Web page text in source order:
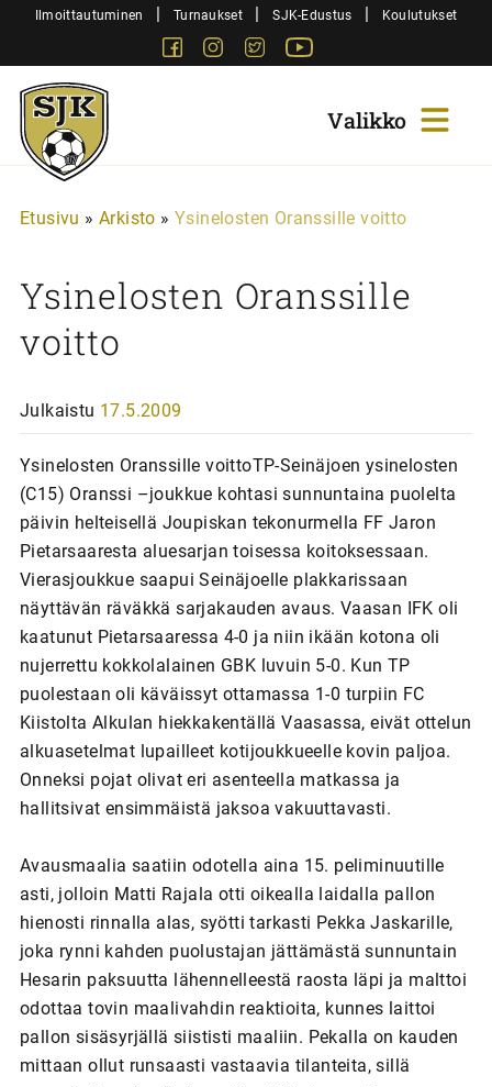
SiirryIlmoittautuminen | Turnaukset | SJK-Edustus | Koulutukset
FacebookInstagram
Twitter
Sjk-
Juniorit
Etusivu » Arkisto » Ysinelosten Oranssille voitto
Ysinelosten Oranssille
voitto
Julkaistu 17.5.2009
Ysinelosten Oranssille voittoTP-Seinäjoen ysinelosten
(C15) Oranssi –joukkue kohtasi sunnuntaina puolelta
päivin helteisellä Joupiskan tekonurmella FF Jaron
Pietarsaaresta aluesarjan toisessa koitoksessaan.
Vierasjoukkue saapui Seinäjoelle plakkarissaan
näyttävän räväkkä sarjakauden avaus. Vaasan IFK oli
kaatunut Pietarsaaressa 4-0 ja niin ikään kotona oli
nujerrettu kokkolalainen GBK luvuin 5-0. Kun TP
puolestaan oli käväissyt ottamassa 1-0 turpiin FC
Kiistolta Alkulan hiekkakentällä Vaasassa, eivät ottelun
alkuasetelmat lupailleet kotijoukkueelle kovin paljoa.
Onneksi pojat olivat eri asenteella matkassa ja
hallitsivat ensimmäistä jaksoa vakuuttavasti.
Avausmaalia saatiin odotella aina 15. peliminuutille
asti, jolloin Matti Rajala otti oikealla laidalla pallon
hienosti rinnalla alas, syötti tarkasti Pekka Jaskarille,
joka rynni kahden puolustajan jättämästä sunnuntain
Hesarin paksuutta lähennelleestä raosta läpi ja malttoi
odottaa tovin maalivahdin reaktioita, kunnes laittoi
pallon sisäsyrjällä siististi maaliin. Pekalla on kauden
mittaan ollut runsaasti vastaavia tilanteita, sillä